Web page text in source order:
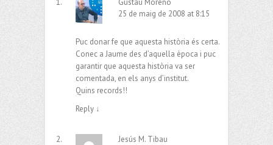
Gustau Moreno
25 de maig de 2008 at 8:15
Puc donar fe que aquesta història és certa.
Conec a Jaume des d’aquella època i puc
garantir que aquesta història va ser
comentada, en els anys d’institut.
Quins records!!
Reply ↓
Jesús M. Tibau